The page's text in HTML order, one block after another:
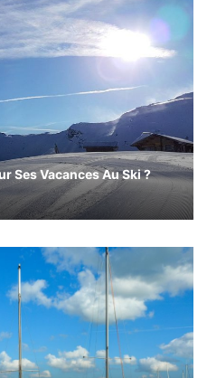
Ses Vacances Au Ski ?